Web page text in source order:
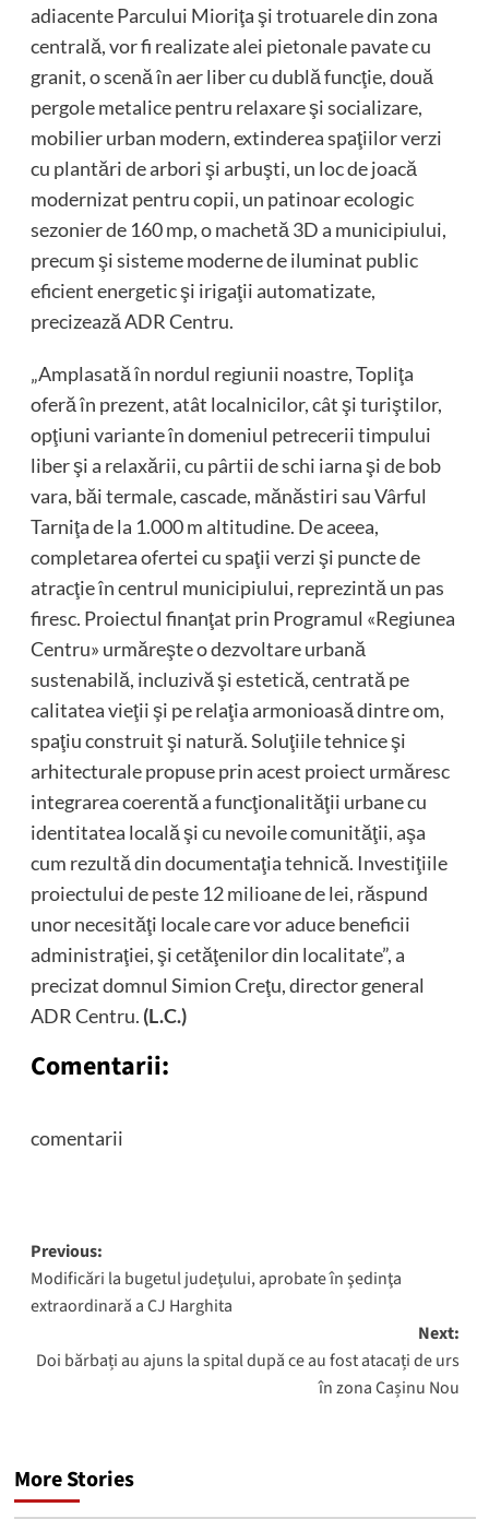
adiacente Parcului Mioriţa şi trotuarele din zona
centrală, vor fi realizate alei pietonale pavate cu
granit, o scenă în aer liber cu dublă funcţie, două
pergole metalice pentru relaxare şi socializare,
mobilier urban modern, extinderea spaţiilor verzi
cu plantări de arbori şi arbuşti, un loc de joacă
modernizat pentru copii, un patinoar ecologic
sezonier de 160 mp, o machetă 3D a municipiului,
precum şi sisteme moderne de iluminat public
eficient energetic şi irigaţii automatizate,
precizează ADR Centru.
„Amplasată în nordul regiunii noastre, Topliţa
oferă în prezent, atât localnicilor, cât şi turiştilor,
opţiuni variante în domeniul petrecerii timpului
liber şi a relaxării, cu pârtii de schi iarna şi de bob
vara, băi termale, cascade, mănăstiri sau Vârful
Tarniţa de la 1.000 m altitudine. De aceea,
completarea ofertei cu spaţii verzi şi puncte de
atracţie în centrul municipiului, reprezintă un pas
firesc. Proiectul finanţat prin Programul «Regiunea
Centru» urmăreşte o dezvoltare urbană
sustenabilă, incluzivă şi estetică, centrată pe
calitatea vieţii şi pe relaţia armonioasă dintre om,
spaţiu construit şi natură. Soluţiile tehnice şi
arhitecturale propuse prin acest proiect urmăresc
integrarea coerentă a funcţionalităţii urbane cu
identitatea locală şi cu nevoile comunităţii, aşa
cum rezultă din documentaţia tehnică. Investiţiile
proiectului de peste 12 milioane de lei, răspund
unor necesităţi locale care vor aduce beneficii
administraţiei, şi cetăţenilor din localitate”, a
precizat domnul Simion Creţu, director general
ADR Centru. (L.C.)
Comentarii:
comentarii
Post
navigation
Previous:
Modificări la bugetul judeţului, aprobate în şedinţa
extraordinară a CJ Harghita
Next:
Doi bărbați au ajuns la spital după ce au fost atacați de urs
în zona Cașinu Nou
More Stories